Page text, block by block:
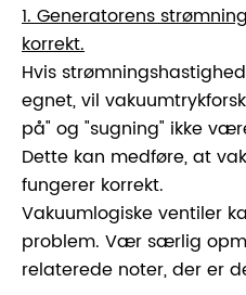
1. Generatorens
korrekt.
Hvis
egnet, vil
på" og "sugning" ikke
Dette kan medføre, at
fungerer korrekt.
Vakuumlogiske ventiler
problem. Vær særlig
relaterede noter, der er